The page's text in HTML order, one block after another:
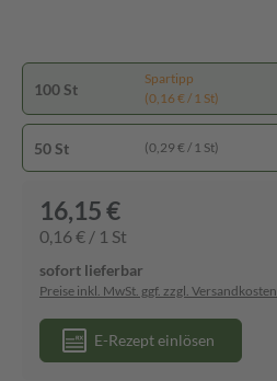
100 St
Spartipp
(0,16 € / 1 St)
50 St (0,29 € / 1 St)
16,15 €
0,16 € / 1 St
sofort lieferbar
Preise inkl. MwSt. ggf. zzgl. Versandkosten
E-Rezept einlösen